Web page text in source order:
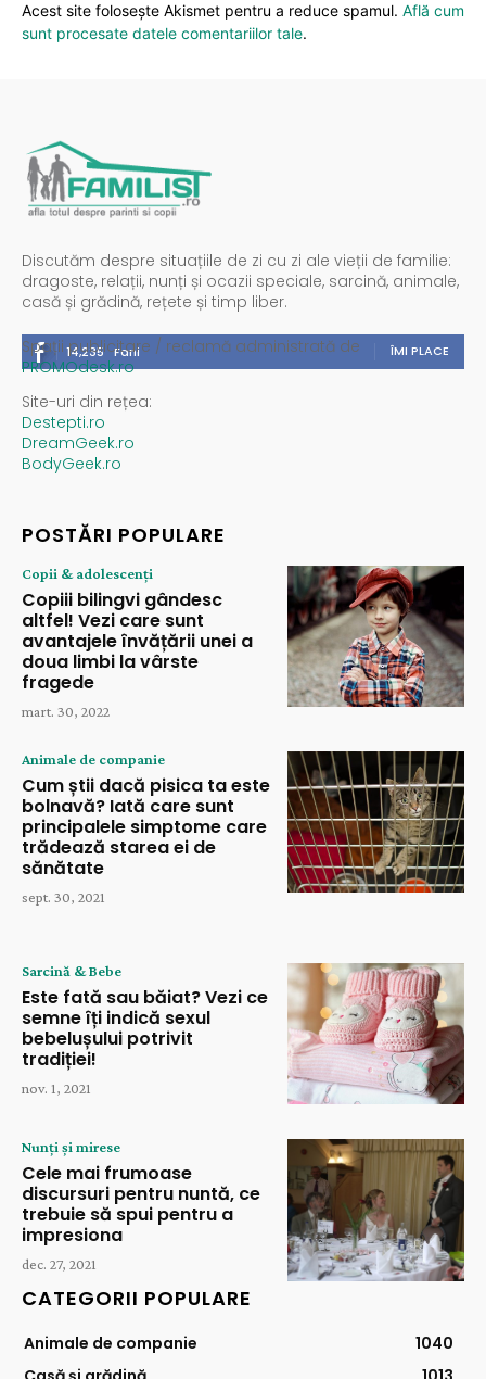
Acest site folosește Akismet pentru a reduce spamul. Află cum
sunt procesate datele comentariilor tale.
Discutăm despre situațiile de zi cu zi ale vieții de familie:
dragoste, relații, nunți și ocazii speciale, sarcină, animale,
casă și grădină, rețete și timp liber.
14,235 Fani ÎMI PLACE
Spații publicitare / reclamă administrată de
PROMOdesk.ro
Site-uri din rețea:
Destepti.ro
DreamGeek.ro
BodyGeek.ro
POSTĂRI POPULARE
Copii & adolescenți
Copiii bilingvi gândesc
altfel! Vezi care sunt
avantajele învățării unei a
doua limbi la vârste
fragede
mart. 30, 2022
Animale de companie
Cum știi dacă pisica ta este
bolnavă? Iată care sunt
principalele simptome care
trădează starea ei de
sănătate
sept. 30, 2021
Sarcină & Bebe
Este fată sau băiat? Vezi ce
semne îți indică sexul
bebelușului potrivit
tradiției!
nov. 1, 2021
Nunți și mirese
Cele mai frumoase
discursuri pentru nuntă, ce
trebuie să spui pentru a
impresiona
dec. 27, 2021
CATEGORII POPULARE
Animale de companie
1040